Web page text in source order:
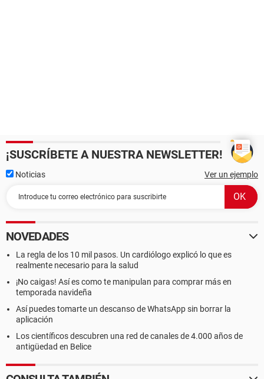
¡SUSCRÍBETE A NUESTRA NEWSLETTER!
Noticias Ver un ejemplo
NOVEDADES
La regla de los 10 mil pasos. Un cardiólogo explicó lo que es
realmente necesario para la salud
¡No caigas! Así es como te manipulan para comprar más en
temporada navideña
Así puedes tomarte un descanso de WhatsApp sin borrar la
aplicación
Los científicos descubren una red de canales de 4.000 años de
antigüedad en Belice